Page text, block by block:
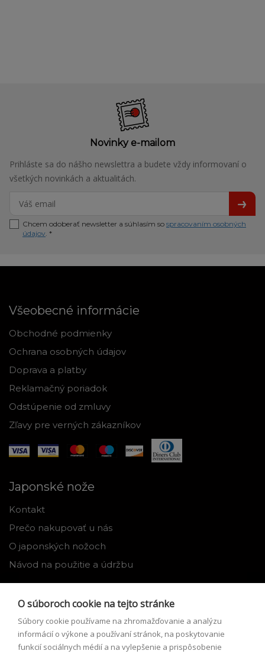
Novinky e-mailom
Prihláste sa do nášho newslettra a budete vždy informovaní o
všetkých novinkách a aktualitách.
Chcem odoberať newsletter a súhlasím so spracovaním osobných
údajov. *
Všeobecné informácie
Obchodné podmienky
Ochrana osobných údajov
Doprava a platby
Reklamačný poriadok
Odstúpenie od zmluvy
Zľavy pre verných zákazníkov
Japonské nože
Kontakt
Prečo nakupovať u nás
O japonských nožoch
Návod na použitie a údržbu
Môj profil
Zabudnuté heslo
O súboroch cookie na tejto stránke
Súbory cookie používame na zhromažďovanie a analýzu
informácií o výkone a používaní stránok, na poskytovanie
funkcií sociálnych médií a na vylepšenie a prispôsobenie